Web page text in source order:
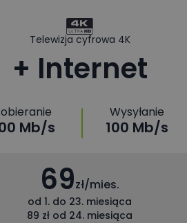
Telewizja cyfrowa 4K
+ Internet
Mb/s
Wysyłanie
100 Mb/s
69zł/mies.
od 1. do 23. miesiąca
89 zł od 24. miesiąca